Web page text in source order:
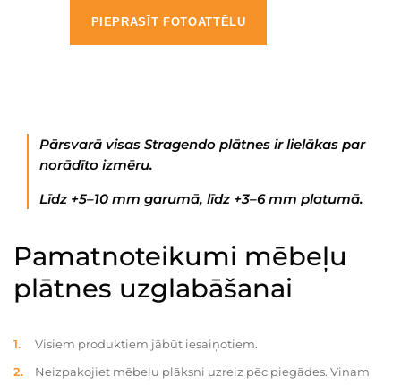
PIEPRASĪT FOTOATTĒLU
Pārsvarā visas Stragendo plātnes ir lielākas par
norādīto izmēru.
Līdz +5–10 mm garumā, līdz +3–6 mm platumā.
Pamatnoteikumi mēbeļu
plātnes uzglabāšanai
Visiem produktiem jābūt iesaiņotiem.
Neizpakojiet mēbeļu plāksni uzreiz pēc piegādes. Viņam